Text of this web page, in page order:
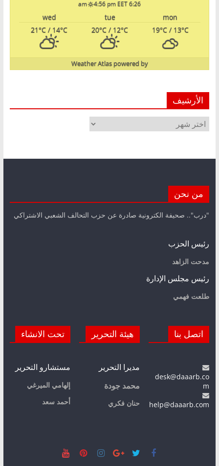
6:26 am
4:56 pm EET
mon
tue
wed
19°C/ 13°C
20°C / 12°C
21°C / 14°C
powered by
Weather Atlas
الأرشيف
الأرشيف
من نحن
"درب".. صحيفة الكترونية صادرة عن حزب التحالف الشعبي الاشتراكي
رئيس الحزب
مدحت الزاهد
رئيس مجلس الإدارة
طلعت فهمي
اتصل بنا
desk@daaarb.co
m
help@daaarb.com
هيئة التحرير
مديرا التحرير
محمد جودة
حنان فكري
تحت الانشاء
مستشارو التحرير
إلهامي الميرغي
أحمد سعد